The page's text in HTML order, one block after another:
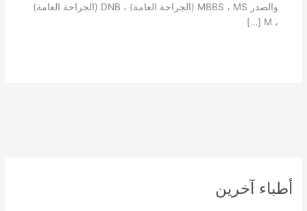
أطباء آخرين
والصدر MBBS ، MS (الجراحة العامة) ، DNB (الجراحة العامة)
، M […]